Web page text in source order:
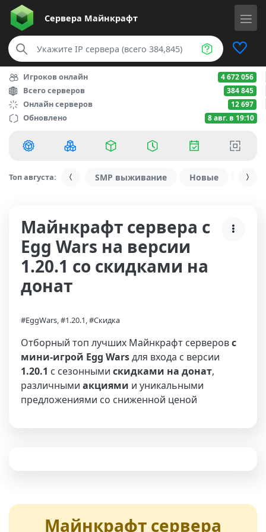
Сервера Майнкрафт
Игроков онлайн 4 672 056
Всего серверов 384 845
Онлайн серверов 12 697
Обновлено 8 авг. в 19:10
Топ августа: SMP выживание Новые С
Майнкрафт сервера с
Egg Wars на версии
1.20.1 со скидками на
донат
#EggWars, #1.20.1, #Скидка
Отборный топ лучших Майнкрафт серверовс
мини-игрой Egg Warsдля входа с версии
1.20.1 с сезонными скидками на донат,
различными акциями и уникальными
предложениями со сниженной ценой
Майнкрафт сервера